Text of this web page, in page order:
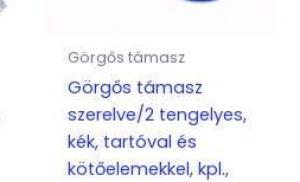
Görgős támasz
Görgős támasz
szerelve/2 tengelyes,
kék, tartóval és
kötőelemekkel, kpl.,